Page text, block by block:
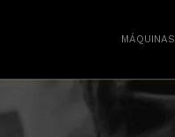
MÁQUINAS